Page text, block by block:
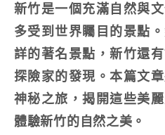
新竹是一個充滿自然與
多受到世界矚目的景點
詳的著名景點，新竹還
探險家的發現。本篇文
神秘之旅，揭開這些美
體驗新竹的自然之美。